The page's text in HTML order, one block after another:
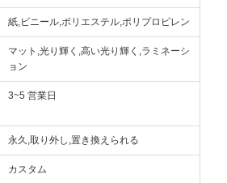
紙,ビニール,ポリエステル,ポリプロピレン
マット,光り輝く,高い光り輝く,ラミネーシ
ョン
3~5 営業日
永久,取り外し,置き換えられる
カスタム